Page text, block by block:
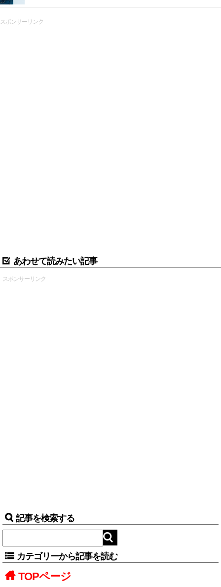
スポンサーリンク
あわせて読みたい記事
スポンサーリンク
記事を検索する
カテゴリーから記事を読む
TOPページ